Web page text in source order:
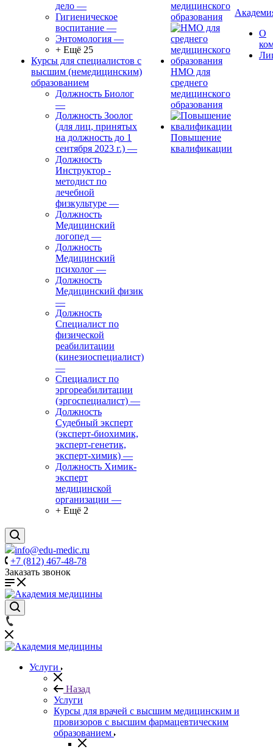
дело —
Гигиеническое
воспитание —
Энтомология —
+ Ещё 25
Курсы для специалистов с
высшим (немедицинским)
образованием
Должность Биолог
—
Должность Зоолог
(для лиц, принятых
на должность до 1
сентября 2023 г.) —
Должность
Инструктор -
методист по
лечебной
физкультуре —
Должность
Медицинский
логопед —
Должность
Медицинский
психолог —
Должность
Медицинский физик
—
Должность
Специалист по
физической
реабилитации
(кинезиоспециалист)
—
Специалист по
эргореабилитации
(эргоспециалист) —
Должность
Судебный эксперт
(эксперт-биохимик,
эксперт-генетик,
эксперт-химик) —
Должность Химик-
эксперт
медицинской
организации —
+ Ещё 2
медицинского
образования
НМО для
среднего
медицинского
образования
Повышение
квалификации
О
info@edu-medic.ru
+7 (812) 467-48-78
Заказать звонок
Услуги
Назад
Услуги
Курсы для врачей с высшим медицинским и
провизоров с высшим фармацевтическим
образованием